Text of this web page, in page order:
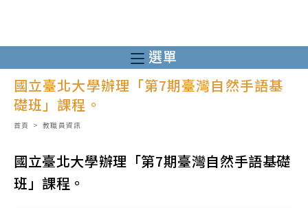
至
主
內
選單
國立臺北大學辦理「第7期臺灣自然手語基
礎班」課程。
首頁 > 教職員資訊
國立臺北大學辦理「第7期臺灣自然手語基礎
班」課程。